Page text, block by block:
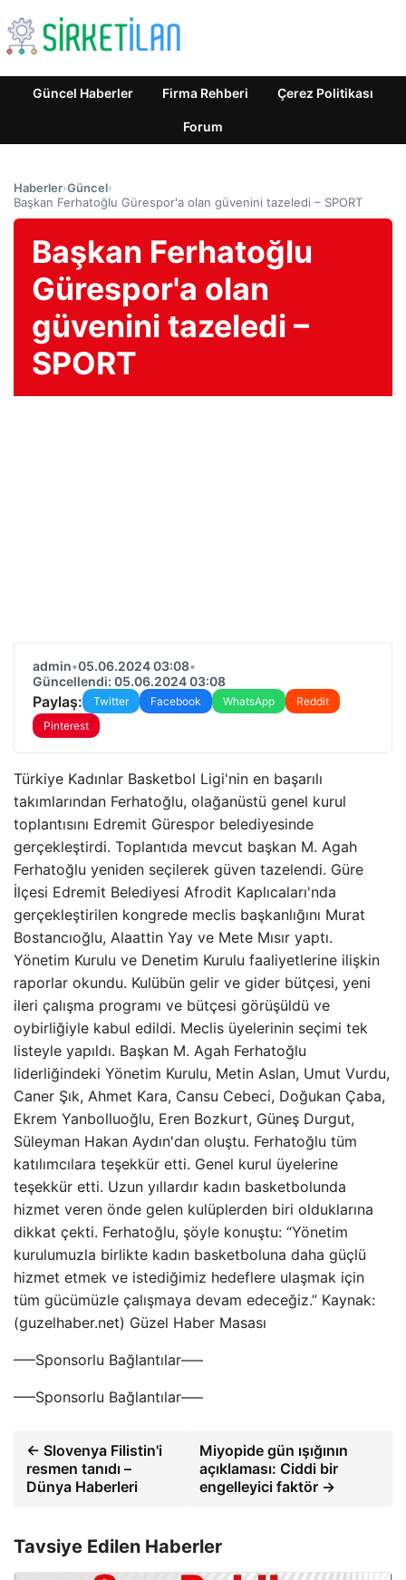
Güncel Haberler Firma Rehberi Çerez Politikası
Forum
Haberler›Güncel›
Başkan Ferhatoğlu Gürespor'a olan güvenini tazeledi – SPORT
Başkan Ferhatoğlu
Gürespor'a olan
güvenini tazeledi –
SPORT
admin•05.06.2024 03:08•
Güncellendi: 05.06.2024 03:08
Paylaş: Twitter Facebook WhatsApp
Reddit
Pinterest
Türkiye Kadınlar Basketbol Ligi'nin en başarılı
takımlarından Ferhatoğlu, olağanüstü genel kurul
toplantısını Edremit Gürespor belediyesinde
gerçekleştirdi. Toplantıda mevcut başkan M. Agah
Ferhatoğlu yeniden seçilerek güven tazelendi. Güre
İlçesi Edremit Belediyesi Afrodit Kaplıcaları'nda
gerçekleştirilen kongrede meclis başkanlığını Murat
Bostancıoğlu, Alaattin Yay ve Mete Mısır yaptı.
Yönetim Kurulu ve Denetim Kurulu faaliyetlerine ilişkin
raporlar okundu. Kulübün gelir ve gider bütçesi, yeni
ileri çalışma programı ve bütçesi görüşüldü ve
oybirliğiyle kabul edildi. Meclis üyelerinin seçimi tek
listeyle yapıldı. Başkan M. Agah Ferhatoğlu
liderliğindeki Yönetim Kurulu, Metin Aslan, Umut Vurdu,
Caner Şık, Ahmet Kara, Cansu Cebeci, Doğukan Çaba,
Ekrem Yanbolluoğlu, Eren Bozkurt, Güneş Durgut,
Süleyman Hakan Aydın'dan oluştu. Ferhatoğlu tüm
katılımcılara teşekkür etti. Genel kurul üyelerine
teşekkür etti. Uzun yıllardır kadın basketbolunda
hizmet veren önde gelen kulüplerden biri olduklarına
dikkat çekti. Ferhatoğlu, şöyle konuştu: “Yönetim
kurulumuzla birlikte kadın basketboluna daha güçlü
hizmet etmek ve istediğimiz hedeflere ulaşmak için
tüm gücümüzle çalışmaya devam edeceğiz.” Kaynak:
(guzelhaber.net) Güzel Haber Masası
—–Sponsorlu Bağlantılar—–
—–Sponsorlu Bağlantılar—–
← Slovenya Filistin'i
resmen tanıdı –
Dünya Haberleri
Miyopide gün ışığının
açıklaması: Ciddi bir
engelleyici faktör →
Tavsiye Edilen Haberler